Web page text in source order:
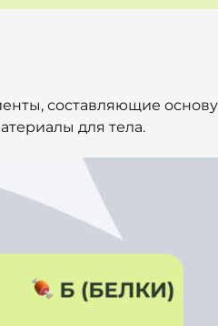
составляющие
для тела.